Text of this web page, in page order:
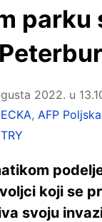
parku
2022. u
,AFP Poljska
koji se
svoju